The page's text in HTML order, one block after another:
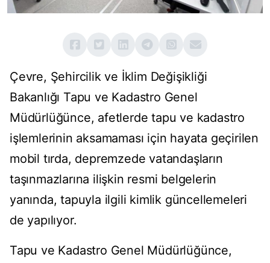
Çevre, Şehircilik ve İklim Değişikliği
Bakanlığı Tapu ve Kadastro Genel
Müdürlüğünce, afetlerde tapu ve kadastro
işlemlerinin aksamaması için hayata geçirilen
mobil tırda, depremzede vatandaşların
taşınmazlarına ilişkin resmi belgelerin
yanında, tapuyla ilgili kimlik güncellemeleri
de yapılıyor.
Tapu ve Kadastro Genel Müdürlüğünce,